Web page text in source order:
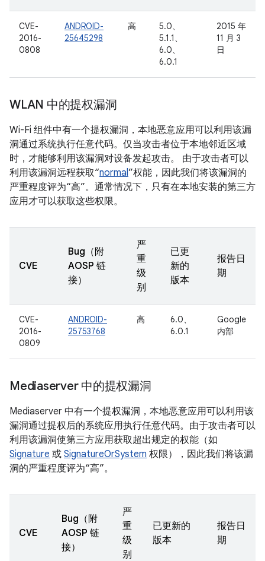
CVE-
2016-
0808
ANDROID-
25645298
高
5.0、
5.1.1、
6.0、
6.0.1
2015 年
11 月 3
日
WLAN 中的提权漏洞
Wi-Fi 组件中有一个提权漏洞，本地恶意应用可以利用该漏
洞通过系统执行任意代码。仅当攻击者位于本地邻近区域
时，才能够利用该漏洞对设备发起攻击。 由于攻击者可以
利用该漏洞远程获取“normal”权能，因此我们将该漏洞的
严重程度评为“高”。通常情况下，只有在本地安装的第三方
应用才可以获取这些权限。
CVE
Bug（附
AOSP 链
接）
严
重
级
别
已更
新的
版本
报告日
期
CVE-
2016-
0809
ANDROID-
25753768
高
6.0、
6.0.1
Google
内部
Mediaserver 中的提权漏洞
Mediaserver 中有一个提权漏洞，本地恶意应用可以利用该
漏洞通过提权后的系统应用执行任意代码。由于攻击者可以
利用该漏洞使第三方应用获取超出规定的权能（如
Signature 或 SignatureOrSystem 权限），因此我们将该漏
洞的严重程度评为“高”。
CVE
Bug（附
AOSP 链
接）
严
重
级
别
已更新的
版本
报告日
期